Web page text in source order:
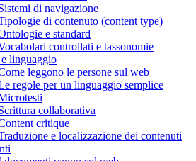
di navigazione
di contenuto (content type)
e standard
controllati e tassonomie
linguaggio
leggono le persone sul web
regole per un linguaggio semplice
collaborativa
critique
e localizzazione dei contenuti